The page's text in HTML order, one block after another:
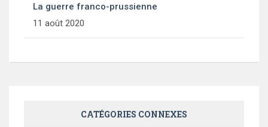
La guerre franco-prussienne
11 août 2020
CATÉGORIES CONNEXES